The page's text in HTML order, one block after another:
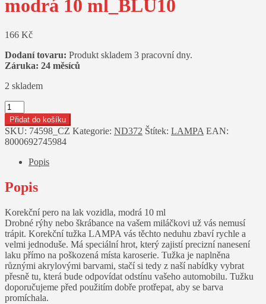
modrá 10 ml_BLU10
166 Kč
Dodaní tovaru: Produkt skladem 3 pracovní dny.
Záruka: 24 měsíců
2 skladem
Korekční
pero
na
lak
vozidla,
modrá
ml_BLU10
množství
Přidat do košíku
SKU: 74598_CZ Kategorie: ND372 Štítek: LAMPA EAN:
8000692745984
Popis
Popis
Korekční pero na lak vozidla, modrá 10 ml
Drobné rýhy nebo škrábance na vašem miláčkovi už vás nemusí
trápit. Korekční tužka LAMPA vás těchto neduhu zbaví rychle a
velmi jednoduše. Má speciální hrot, který zajistí precizní nanesení
laku přímo na poškozená místa karoserie. Tužka je naplněna
různými akrylovými barvami, stačí si tedy z naší nabídky vybrat
přesně tu, která bude odpovídat odstínu vašeho automobilu. Tužku
doporučujeme před použitím dobře protřepat, aby se barva
promíchala.